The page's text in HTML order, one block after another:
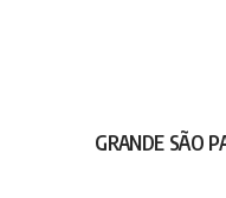
GRANDE SÃO